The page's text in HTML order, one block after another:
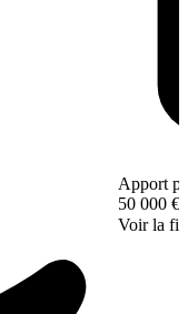
Apport
50 000 €
Voir la